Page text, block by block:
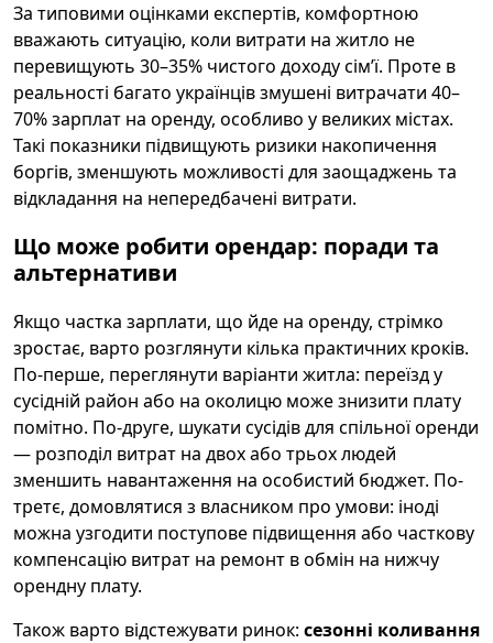
За типовими оцінками експертів, комфортною
вважають ситуацію, коли витрати на житло не
перевищують 30–35% чистого доходу сім’ї. Проте в
реальності багато українців змушені витрачати 40–
70% зарплат на оренду, особливо у великих містах.
Такі показники підвищують ризики накопичення
боргів, зменшують можливості для заощаджень та
відкладання на непередбачені витрати.
Що може робити орендар: поради та
альтернативи
Якщо частка зарплати, що йде на оренду, стрімко
зростає, варто розглянути кілька практичних кроків.
По-перше, переглянути варіанти житла: переїзд у
сусідній район або на околицю може знизити плату
помітно. По-друге, шукати сусідів для спільної оренди
— розподіл витрат на двох або трьох людей
зменшить навантаження на особистий бюджет. По-
третє, домовлятися з власником про умови: іноді
можна узгодити поступове підвищення або часткову
компенсацію витрат на ремонт в обмін на нижчу
орендну плату.
Також варто відстежувати ринок: сезонні коливання